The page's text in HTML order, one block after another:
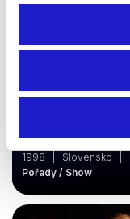
Aj múdry schybí
1998 | Slovensko |
Pořady / Show